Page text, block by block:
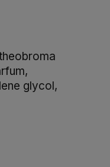
glycol,